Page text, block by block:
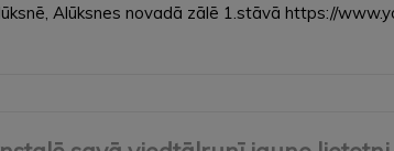
Alūksnes novadā zālē 1.stāvā https://